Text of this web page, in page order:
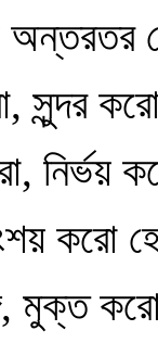
অন্তরতর
সুন্দর
নির্ভয়
করো
মুক্ত